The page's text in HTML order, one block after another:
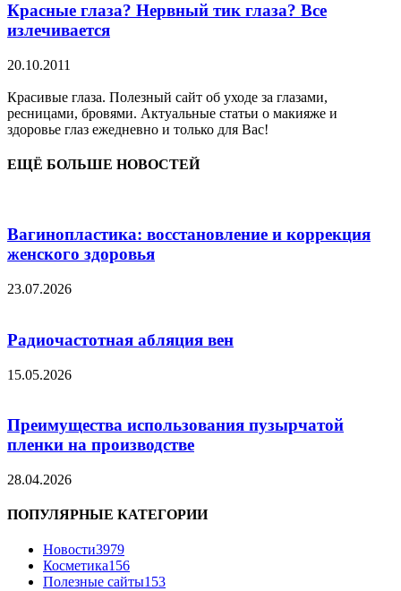
Красные глаза? Нервный тик глаза? Все
излечивается
20.10.2011
Красивые глаза. Полезный сайт об уходе за глазами,
ресницами, бровями. Актуальные статьи о макияже и
здоровье глаз ежедневно и только для Вас!
ЕЩЁ БОЛЬШЕ НОВОСТЕЙ
Вагинопластика: восстановление и коррекция
женского здоровья
23.07.2026
Радиочастотная абляция вен
15.05.2026
Преимущества использования пузырчатой
пленки на производстве
28.04.2026
ПОПУЛЯРНЫЕ КАТЕГОРИИ
Новости3979
Косметика156
Полезные сайты153